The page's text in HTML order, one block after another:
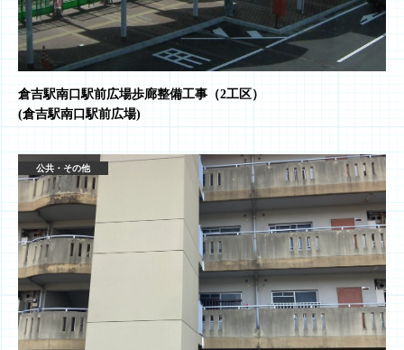
倉吉駅南口駅前広場歩廊整備工事（2工区）
(倉吉駅南口駅前広場)
公共・その他